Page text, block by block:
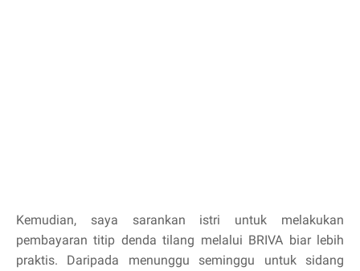
Kemudian, saya sarankan istri untuk melakukan
pembayaran titip denda tilang melalui BRIVA biar lebih
praktis. Daripada menunggu seminggu untuk sidang